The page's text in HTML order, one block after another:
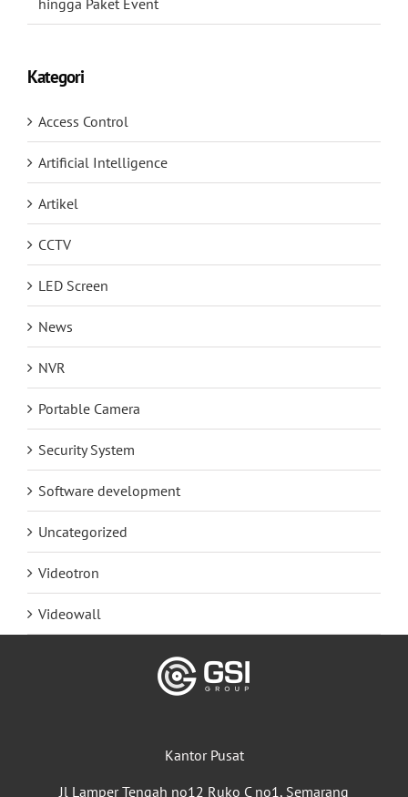
hingga Paket Event
Kategori
Access Control
Artificial Intelligence
Artikel
CCTV
LED Screen
News
NVR
Portable Camera
Security System
Software development
Uncategorized
Videotron
Videowall
Kantor Pusat
Jl Lamper Tengah no12 Ruko C no1, Semarang